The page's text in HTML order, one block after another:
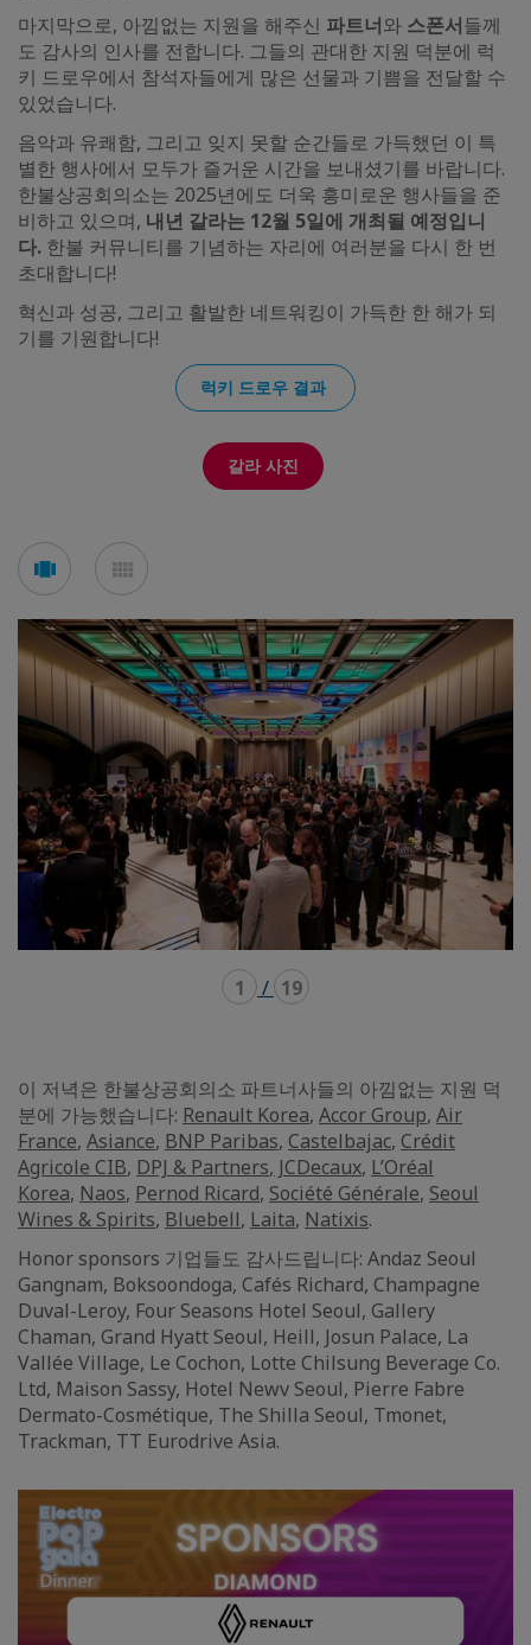
마지막으로, 아낌없는 지원을 해주신 파트너와 스폰서들께
도 감사의 인사를 전합니다. 그들의 관대한 지원 덕분에 럭
키 드로우에서 참석자들에게 많은 선물과 기쁨을 전달할 수
있었습니다.
음악과 유쾌함, 그리고 잊지 못할 순간들로 가득했던 이 특
별한 행사에서 모두가 즐거운 시간을 보내셨기를 바랍니다.
한불상공회의소는 2025년에도 더욱 흥미로운 행사들을 준
비하고 있으며, 내년 갈라는 12월 5일에 개최될 예정입니
다. 한불 커뮤니티를 기념하는 자리에 여러분을 다시 한 번
초대합니다!
혁신과 성공, 그리고 활발한 네트워킹이 가득한 한 해가 되
기를 기원합니다!
럭키 드로우 결과
갈라 사진
See
carouselmosaic
1 / 19
이 저녁은 한불상공회의소 파트너사들의 아낌없는 지원 덕
분에 가능했습니다: Renault Korea, Accor Group, Air
France, Asiance, BNP Paribas, Castelbajac, Crédit
Agricole CIB, DPJ & Partners, JCDecaux, L’Oréal
Korea, Naos, Pernod Ricard, Société Générale, Seoul
Wines & Spirits, Bluebell, Laita, Natixis.
Honor sponsors 기업들도 감사드립니다: Andaz Seoul
Gangnam, Boksoondoga, Cafés Richard, Champagne
Duval-Leroy, Four Seasons Hotel Seoul, Gallery
Chaman, Grand Hyatt Seoul, Heill, Josun Palace, La
Vallée Village, Le Cochon, Lotte Chilsung Beverage Co.
Ltd, Maison Sassy, Hotel Newv Seoul, Pierre Fabre
Dermato-Cosmétique, The Shilla Seoul, Tmonet,
Trackman, TT Eurodrive Asia.